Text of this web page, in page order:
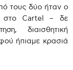
τους δύο ήταν ο
στο Cartel – δε
διαισθητική
ήπιαμε κρασιά